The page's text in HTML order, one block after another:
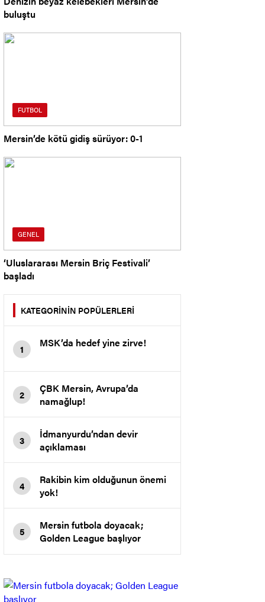
buluştu
FUTBOL
Mersin’de kötü gidiş sürüyor: 0-1
GENEL
‘Uluslararası Mersin Briç Festivali’
başladı
KATEGORİNİN POPÜLERLERİ
1 MSK’da hedef yine zirve!
2
ÇBK Mersin, Avrupa’da
namağlup!
3
İdmanyurdu’ndan devir
açıklaması
4
Rakibin kim olduğunun önemi
yok!
5
Mersin futbola doyacak;
Golden League başlıyor